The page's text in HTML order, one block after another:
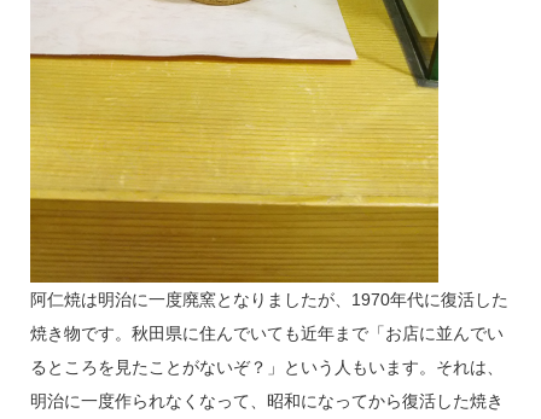
阿仁焼は明治に一度廃窯となりましたが、1970年代に復活した
焼き物です。秋田県に住んでいても近年まで「お店に並んでい
るところを見たことがないぞ？」という人もいます。それは、
明治に一度作られなくなって、昭和になってから復活した焼き